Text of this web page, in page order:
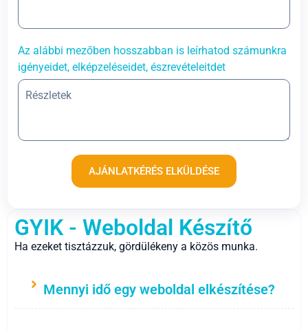
GYIK - Weboldal Készítő
Ha ezeket tisztázzuk, gördülékeny a közös munka.
Mennyi idő egy weboldal elkészítése?
Az alábbi mezőben hosszabban is leírhatod számunkra
igényeidet, elképzeléseidet, észrevételeitdet
AJÁNLATKÉRÉS ELKÜLDÉSE